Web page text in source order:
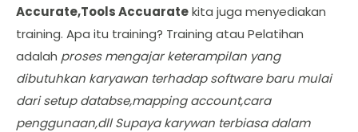
Accurate,Tools Accuaratekita juga menyediakan
training. Apa itu training? Training atau Pelatihan
adalah proses mengajar keterampilan yang
dibutuhkan karyawan terhadap software baru mulai
dari setup databse,mapping account,cara
penggunaan,dll Supaya karywan terbiasa dalam